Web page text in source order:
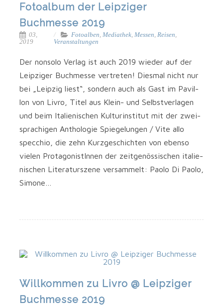
Fotoalbum der Leipziger
Buchmesse 2019
03,
2019
Fotoalben Mediathek Messen Reisen
Veranstaltungen
Der non­so­lo Ver­lag ist auch 2019 wie­der auf der
Leip­zi­ger Buch­mes­se ver­tre­ten! Dies­mal nicht nur
bei „Leip­zig liest“, son­dern auch als Gast im Pavil­
lon von Liv­ro, Titel aus Klein- und Selbst­ver­la­gen
und beim Ita­lie­ni­schen Kul­tur­in­sti­tut mit der zwei­
spra­chi­gen Antho­lo­gie Spie­ge­lun­gen / Vite allo
spec­chio, die zehn Kurz­ge­schich­ten von eben­so
vie­len Prot­ago­nis­tIn­nen der zeit­ge­nös­si­schen ita­lie­
ni­schen Lite­ra­tur­sze­ne ver­sam­melt: Pao­lo Di Pao­lo,
Simone…
Willkommen zu Livro @ Leipziger
Buchmesse 2019